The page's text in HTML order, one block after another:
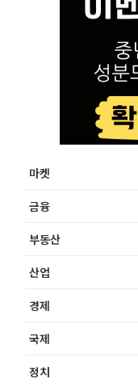
마켓
금융
부동산
산업
경제
국제
정치